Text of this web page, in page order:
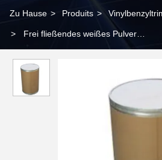
Zu Hause > Produits >
> Frei fließendes weißes Pulver